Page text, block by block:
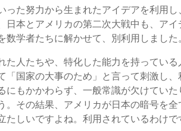
った努力から生まれたアイデアを利用
日本とアメリカの第二次大戦中も、ア
数学者たちに解かせて、別利用しました
た人たちや、特化した能力を持ってい
「国家の大事のため」と言って刺激し
にもかかわらず、一般常識が欠けてい
。その結果、アメリカが日本の暗号を
たしいですよね。利用されているわけで